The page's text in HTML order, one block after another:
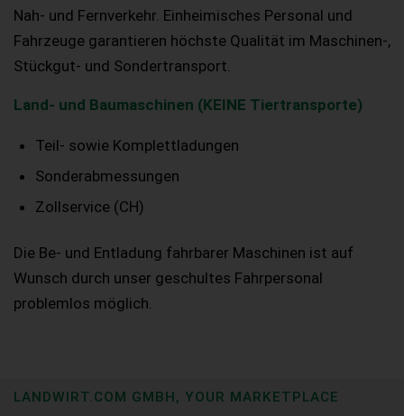
Nah- und Fernverkehr. Einheimisches Personal und
Fahrzeuge garantieren höchste Qualität im Maschinen-,
Stückgut- und Sondertransport.
Land- und Baumaschinen (KEINE Tiertransporte)
Teil- sowie Komplettladungen
Sonderabmessungen
Zollservice (CH)
Die Be- und Entladung fahrbarer Maschinen ist auf
Wunsch durch unser geschultes Fahrpersonal
problemlos möglich.
LANDWIRT.COM GMBH, YOUR MARKETPLACE